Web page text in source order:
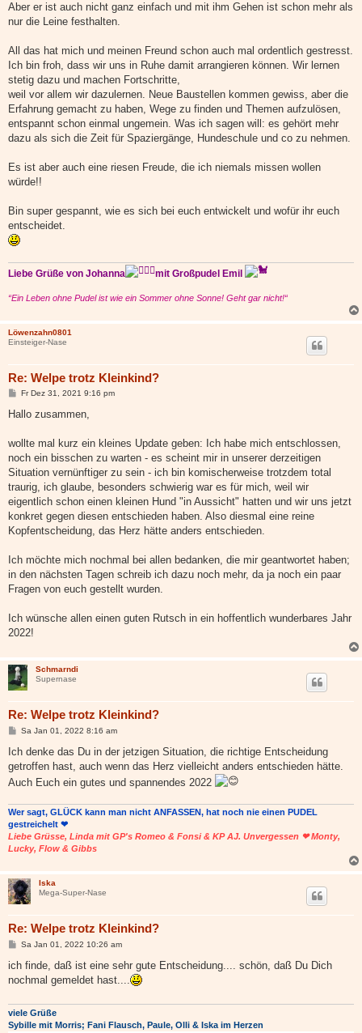
Aber er ist auch nicht ganz einfach und mit ihm Gehen ist schon mehr als
nur die Leine festhalten.
All das hat mich und meinen Freund schon auch mal ordentlich gestresst.
Ich bin froh, dass wir uns in Ruhe damit arrangieren können. Wir lernen
stetig dazu und machen Fortschritte,
weil vor allem wir dazulernen. Neue Baustellen kommen gewiss, aber die
Erfahrung gemacht zu haben, Wege zu finden und Themen aufzulösen,
entspannt schon einmal ungemein. Was ich sagen will: es gehört mehr
dazu als sich die Zeit für Spaziergänge, Hundeschule und co zu nehmen.
Es ist aber auch eine riesen Freude, die ich niemals missen wollen
würde!!
Bin super gespannt, wie es sich bei euch entwickelt und wofür ihr euch
entscheidet.
Liebe Grüße von Johanna mit Großpudel Emil
“Ein Leben ohne Pudel ist wie ein Sommer ohne Sonne! Geht gar nicht!“
Löwenzahn0801
Einsteiger-Nase
Re: Welpe trotz Kleinkind?
B
i
a
Fr Dez 31, 2021 9:16 pm
Hallo zusammen,
wollte mal kurz ein kleines Update geben: Ich habe mich entschlossen,
noch ein bisschen zu warten - es scheint mir in unserer derzeitigen
Situation vernünftiger zu sein - ich bin komischerweise trotzdem total
traurig, ich glaube, besonders schwierig war es für mich, weil wir
eigentlich schon einen kleinen Hund "in Aussicht" hatten und wir uns jetzt
konkret gegen diesen entschieden haben. Also diesmal eine reine
Kopfentscheidung, das Herz hätte anders entschieden.
Ich möchte mich nochmal bei allen bedanken, die mir geantwortet haben;
in den nächsten Tagen schreib ich dazu noch mehr, da ja noch ein paar
Fragen von euch gestellt wurden.
Ich wünsche allen einen guten Rutsch in ein hoffentlich wunderbares Jahr
2022!
Schmarndi
Supernase
Re: Welpe trotz Kleinkind?
B
i
r
g
Sa Jan 01, 2022 8:16 am
Ich denke das Du in der jetzigen Situation, die richtige Entscheidung
getroffen hast, auch wenn das Herz vielleicht anders entschieden hätte.
Auch Euch ein gutes und spannendes 2022
Wer sagt, GLÜCK kann man nicht ANFASSEN, hat noch nie einen PUDEL
gestreichelt ❤
Liebe Grüsse, Linda mit GP's Romeo & Fonsi & KP AJ. Unvergessen ❤ Monty,
Lucky, Flow & Gibbs
Iska
Mega-Super-Nase
Re: Welpe trotz Kleinkind?
B
i
r
Sa Jan 01, 2022 10:26 am
ich finde, daß ist eine sehr gute Entscheidung.... schön, daß Du Dich
nochmal gemeldet hast....
viele Grüße
Sybille mit Morris; Fani Flausch, Paule, Olli & Iska im Herzen